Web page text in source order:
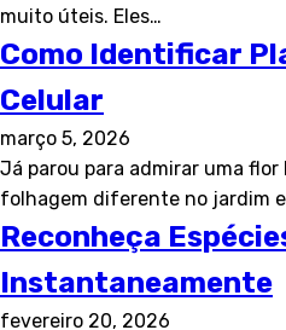
muito úteis. Eles…
Como Identificar
Celular
março 5, 2026
Já parou para admirar uma
folhagem diferente no jardim
Reconheça
Instantaneamente
fevereiro 20, 2026